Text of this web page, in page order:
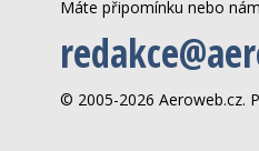
Máte připomínku nebo
© 2005-2026 Aeroweb.cz.